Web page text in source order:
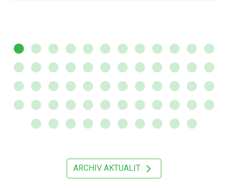
ARCHIV AKTUALIT